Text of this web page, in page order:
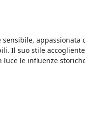
appassionata
Il suo stile
le influenze